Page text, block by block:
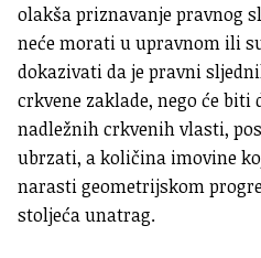
olakša priznavanje pravnog
neće morati u upravnom ili
dokazivati da je pravni
crkvene zaklade, nego će biti
nadležnih crkvenih vlasti,
ubrzati, a količina imovine
narasti geometrijskom
stoljeća unatrag.